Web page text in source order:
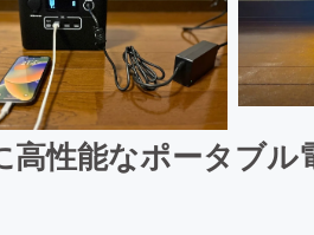
性能なポータブル